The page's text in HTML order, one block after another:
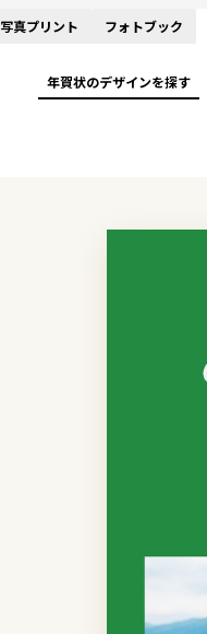
写真プリント フォトブック
年賀状のデザインを探す